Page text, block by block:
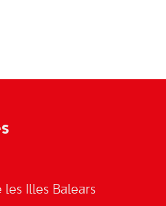
les Illes Balears